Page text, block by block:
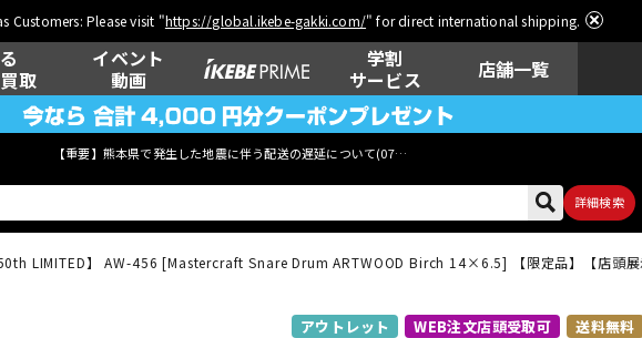
Customers: Please visit "https://global.ikebe-gakki.com/" for direct international shipping.
取
イベント
動画
学割
サービス
店舗一覧
【重要】熊本県で発生した地震に伴う配送の遅延について(07月29日
詳細検索
ウクレレ ドラム
50th LIMITED】 AW-456 [Mastercraft Snare Drum ARTWOOD Birch 14×6.5] 【限定品】【店頭展
アウトレット WEB注文店頭受取可 送料無料